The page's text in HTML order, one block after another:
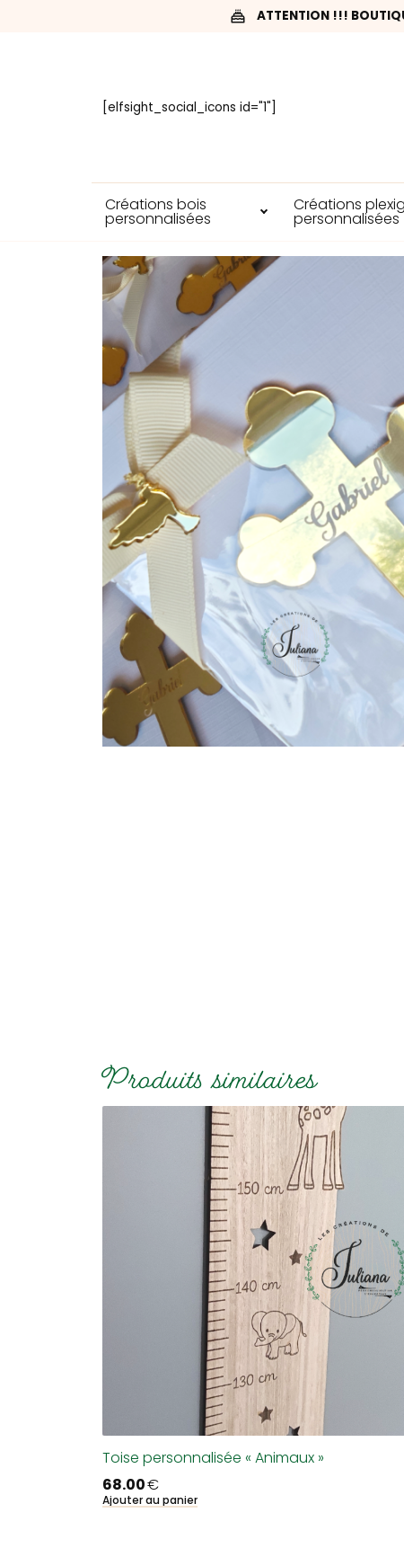
ATTENTION !!!
[elfsight_social_icons id="1"]
Créations bois
personnalisées
Créations
personnalisées
Produits similaires
Toise personnalisée « Animaux »
68.00€
Ajouter au panier